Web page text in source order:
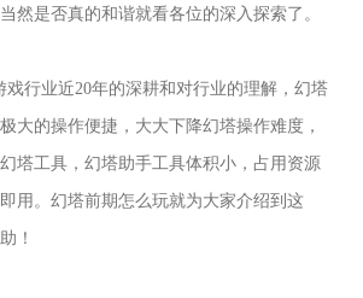
然是否真的和谐就看各位的深入探索了。
戏行业近20年的深耕和对行业的理解，幻塔
大的操作便捷，大大下降幻塔操作难度，
幻塔工具，幻塔助手工具体积小，占用资源
用。幻塔前期怎么玩就为大家介绍到这
！